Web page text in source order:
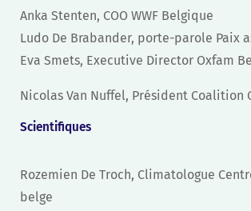
Anka Stenten, COO WWF Belgique
Ludo De Brabander, porte-parole Paix
Eva Smets, Executive Director Oxfam
Nicolas Van Nuffel, Président Coalition
Scientifiques
Rozemien De Troch, Climatologue
belge